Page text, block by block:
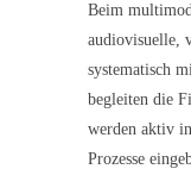
Beim
audiovisuelle,
systematisch
begleiten die
werden aktiv
Prozesse